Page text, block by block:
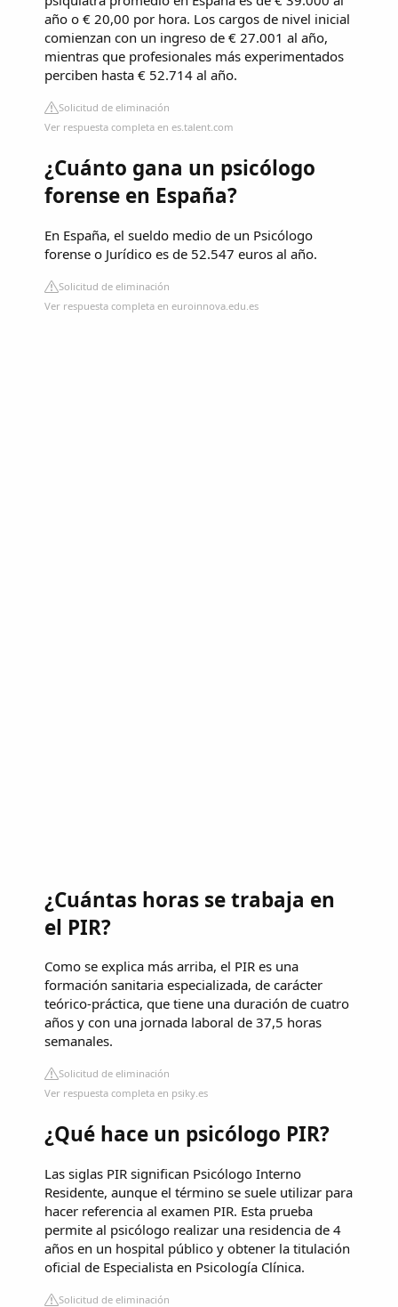
año o € 20,00 por hora. Los cargos de nivel inicial
comienzan con un ingreso de € 27.001 al año,
mientras que profesionales más experimentados
perciben hasta € 52.714 al año.
Solicitud de eliminación
Ver respuesta completa en es.talent.com
¿Cuánto gana un psicólogo
forense en España?
En España, el sueldo medio de un Psicólogo
forense o Jurídico es de 52.547 euros al año.
Solicitud de eliminación
Ver respuesta completa en euroinnova.edu.es
¿Cuántas horas se trabaja en
el PIR?
Como se explica más arriba, el PIR es una
formación sanitaria especializada, de carácter
teórico-práctica, que tiene una duración de cuatro
años y con una jornada laboral de 37,5 horas
semanales.
Solicitud de eliminación
Ver respuesta completa en psiky.es
¿Qué hace un psicólogo PIR?
Las siglas PIR significan Psicólogo Interno
Residente, aunque el término se suele utilizar para
hacer referencia al examen PIR. Esta prueba
permite al psicólogo realizar una residencia de 4
años en un hospital público y obtener la titulación
oficial de Especialista en Psicología Clínica.
Solicitud de eliminación